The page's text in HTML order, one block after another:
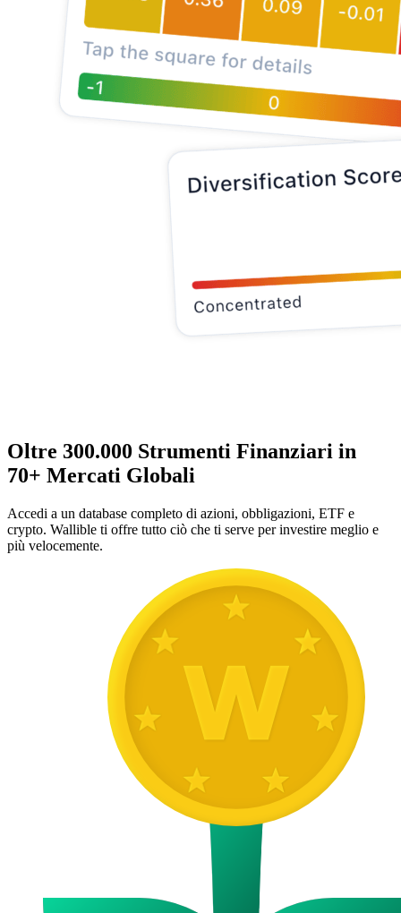
Oltre 300.000 Strumenti Finanziari in
70+ Mercati Globali
Accedi a un database completo di azioni, obbligazioni, ETF e
crypto. Wallible ti offre tutto ciò che ti serve per investire meglio e
più velocemente.